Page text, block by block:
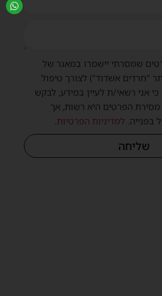
שמסרתי יישמרו במאגר של
"חרדים אשדוד") לצורך טיפול
כי אני רשאי/ת לעיין במידע, לבקש
מסירת הפרטים היא רשות, אך
בפנייה. למדיניות הפרטיות.
שליחה